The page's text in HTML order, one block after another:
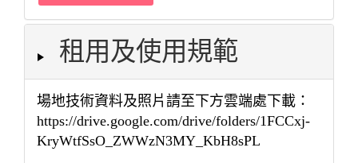
租用及使用規範
場地技術資料及照片請至下方雲端處下載：
https://drive.google.com/drive/folders/1FCCxj-
KryWtfSsO_ZWWzN3MY_KbH8sPL